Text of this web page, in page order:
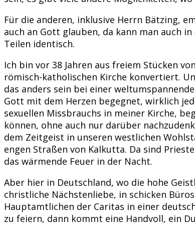
Für die anderen, inklusive Herrn Bätzing,
auch an Gott glauben, da kann man auch
Teilen identisch.
Ich bin vor 38 Jahren aus freiem Stücken
römisch-katholischen Kirche konvertiert.
das anders sein bei einer
Gott mit dem Herzen begegnet, wirklich
sexuellen Missbrauchs in meiner Kirche,
können, ohne auch nur darüber
dem Zeitgeist in unseren westlichen
engen Straßen von Kalkutta. Da sind
das wärmende Feuer in der Nacht.
Aber hier in Deutschland, wo die hohe
christliche Nächstenliebe, in schicken
Hauptamtlichen der Caritas in einer
zu feiern, dann kommt eine Handvoll, ein